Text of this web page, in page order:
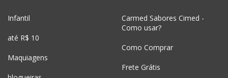
Infantil
até R$ 10
Maquiagens
Carmed Sabores Cimed -
Como usar?
Como Comprar
Frete Grátis